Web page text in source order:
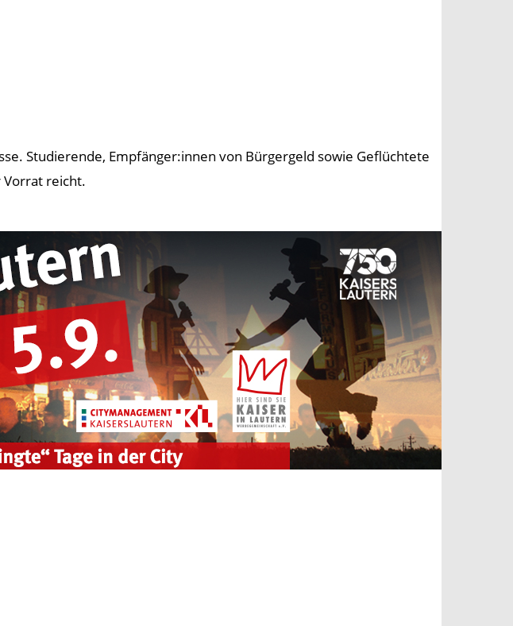
Studierende, Empfänger:innen von Bürgergeld sowie Geflüchtete
Vorrat reicht.